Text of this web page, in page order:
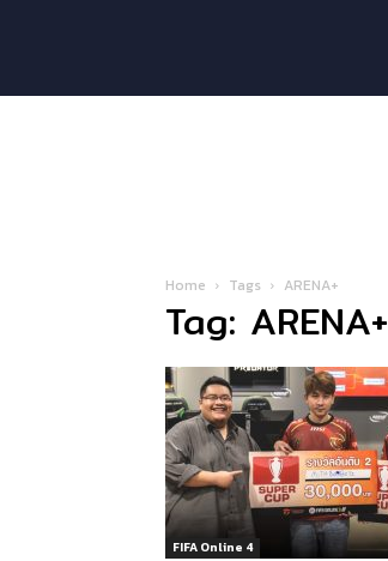
Home Tags ARENA+
Tag: ARENA+
FIFA Online 4